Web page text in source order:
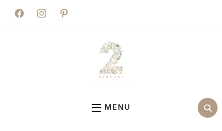
facebookinstagrampinterest
MENU